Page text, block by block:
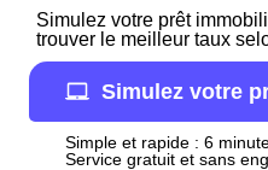
Simulez votre prêt
trouver le meilleur taux
Simulez votre
Simple et rapide : 6
Service gratuit et sans